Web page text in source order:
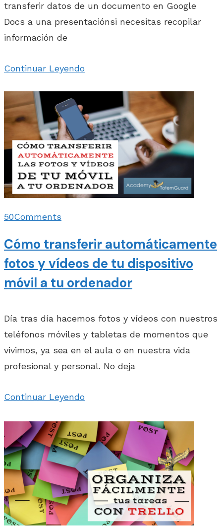
transferir datos de un documento en Google
Docs a una presentaciónsi necesitas recopilar
información de
Continuar Leyendo
50Comments
Cómo transferir automáticamente
fotos y vídeos de tu dispositivo
móvil a tu ordenador
Día tras día hacemos fotos y vídeos con nuestros
teléfonos móviles y tabletas de momentos que
vivimos, ya sea en el aula o en nuestra vida
profesional y personal. No deja
Continuar Leyendo